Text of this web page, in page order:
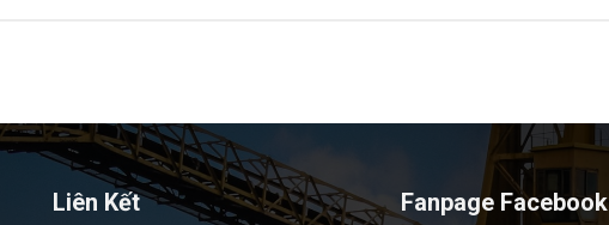
Liên Kết Fanpage Facebook